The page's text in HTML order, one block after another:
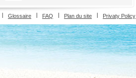
Glossaire FAQ Plan du site Privaty Policy